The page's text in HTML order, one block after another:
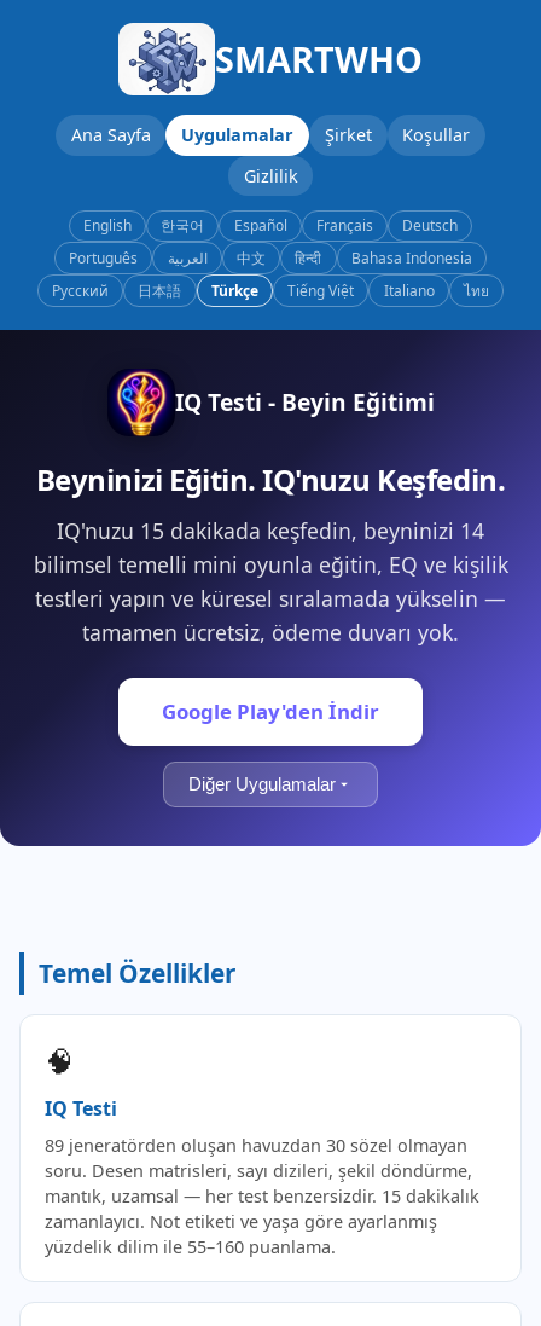
SMARTWHO
Ana Sayfa Uygulamalar Şirket
Koşullar
Gizlilik
English 한국어 Español Français
Deutsch
Português
العربية 中文 हिन्दी
Bahasa Indonesia
Русский
日本語 Türkçe Tiếng Việt Italiano ไทย
IQ Testi - Beyin Eğitimi
Beyninizi Eğitin. IQ'nuzu Keşfedin.
IQ'nuzu 15 dakikada keşfedin, beyninizi 14
bilimsel temelli mini oyunla eğitin, EQ ve kişilik
testleri yapın ve küresel sıralamada yükselin —
tamamen ücretsiz, ödeme duvarı yok.
Google Play'den İndir
Diğer Uygulamalar
Temel Özellikler
🧠
IQ Testi
89 jeneratörden oluşan havuzdan 30 sözel olmayan
soru. Desen matrisleri, sayı dizileri, şekil döndürme,
mantık, uzamsal — her test benzersizdir. 15 dakikalık
zamanlayıcı. Not etiketi ve yaşa göre ayarlanmış
yüzdelik dilim ile 55–160 puanlama.